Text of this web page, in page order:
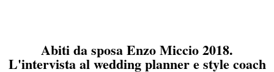
Abiti da sposa Enzo Miccio 2018.
L'intervista al wedding planner e style coach